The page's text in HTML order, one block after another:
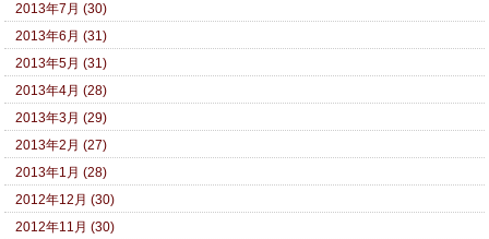
2013年7月 (30)
2013年6月 (31)
2013年5月 (31)
2013年4月 (28)
2013年3月 (29)
2013年2月 (27)
2013年1月 (28)
2012年12月 (30)
2012年11月 (30)